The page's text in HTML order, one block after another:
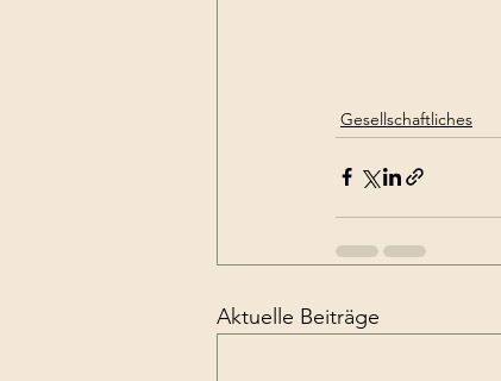
Gesellschaftliches
Aktuelle Beiträge